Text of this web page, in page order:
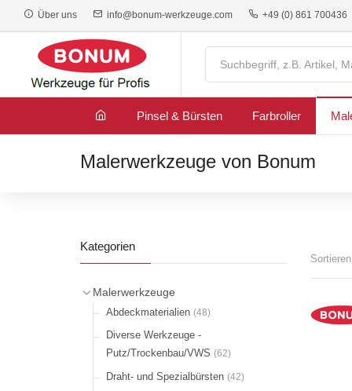
Über uns info@bonum-werkzeuge.com +49 (0) 861 700436
Pinsel & Bürsten Farbroller
Malerwerkzeuge von Bonum
Kategorien
Malerwerkzeuge
Abdeckmaterialien (48)
Diverse Werkzeuge -
Putz/Trockenbau/VWS (62)
Draht- und Spezialbürsten (42)